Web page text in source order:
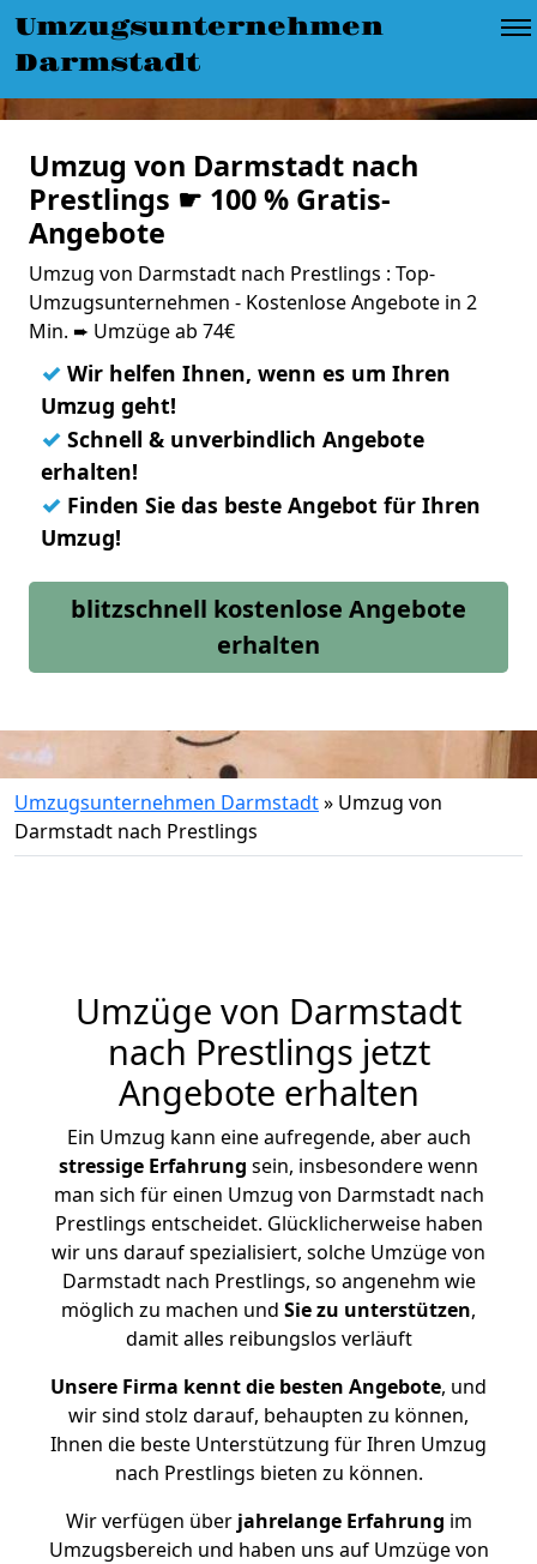
Umzugsunternehmen
Darmstadt
Umzug von Darmstadt nach
Prestlings ☛ 100 % Gratis-
Angebote
Umzug von Darmstadt nach Prestlings : Top-
Umzugsunternehmen - Kostenlose Angebote in 2
Min. ➨ Umzüge ab 74€
✓ Wir helfen Ihnen, wenn es um Ihren
Umzug geht!
✓ Schnell & unverbindlich Angebote
erhalten!
✓ Finden Sie das beste Angebot für Ihren
Umzug!
blitzschnell kostenlose Angebote
erhalten
Umzugsunternehmen Darmstadt» Umzug von
Darmstadt nach Prestlings
Umzüge von Darmstadt
nach Prestlings jetzt
Angebote erhalten
Ein Umzug kann eine aufregende, aber auch
stressige Erfahrung sein, insbesondere wenn
man sich für einen Umzug von Darmstadt nach
Prestlings entscheidet. Glücklicherweise haben
wir uns darauf spezialisiert, solche Umzüge von
Darmstadt nach Prestlings, so angenehm wie
möglich zu machen und Sie zu unterstützen,
damit alles reibungslos verläuft
Unsere Firma kennt die besten Angebote, und
wir sind stolz darauf, behaupten zu können,
Ihnen die beste Unterstützung für Ihren Umzug
nach Prestlings bieten zu können.
Wir verfügen überjahrelange Erfahrung im
Umzugsbereich und haben uns auf Umzüge von